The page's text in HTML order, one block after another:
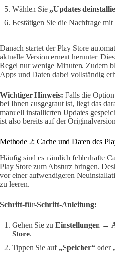
Wählen Sie „Updates
Bestätigen Sie die Nachfrage mit
Danach startet der Play Store
aktuelle Version erneut herunter.
Regel nur wenige Minuten. Zudem
Apps und Daten dabei vollständig
Wichtiger Hinweis: Falls die
bei Ihnen ausgegraut ist, liegt das
manuell installierten Updates
ist also bereits auf der
Methode 2: Cache und Daten des
Häufig sind es nämlich fehlerhafte
Play Store zum Absturz bringen.
vor einer aufwendigeren
zu leeren.
Schritt-für-Schritt-Anleitung:
Gehen Sie zu Einstellungen →
Store.
Tippen Sie auf „Speicher“ oder